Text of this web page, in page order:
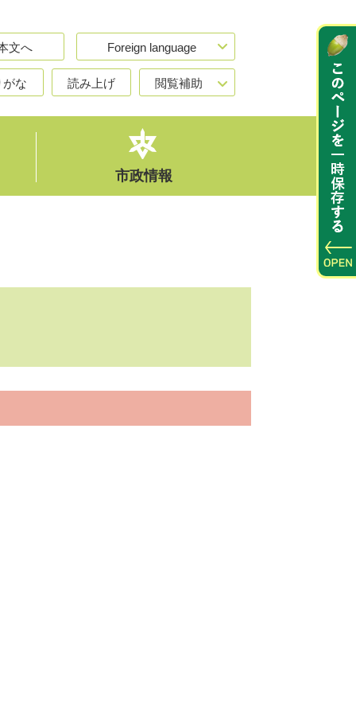
文へ Foreign language
がな 読み上げ 閲覧補助
市政情報